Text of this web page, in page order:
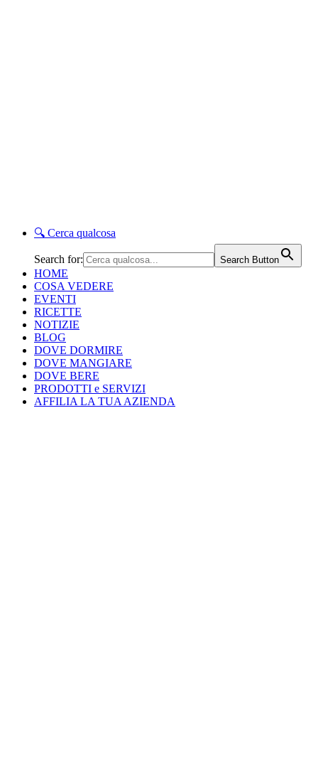
🔍 Cerca qualcosa
Search for: Search Button
HOME
COSA VEDERE
EVENTI
RICETTE
NOTIZIE
BLOG
DOVE DORMIRE
DOVE MANGIARE
DOVE BERE
PRODOTTI e SERVIZI
AFFILIA LA TUA AZIENDA